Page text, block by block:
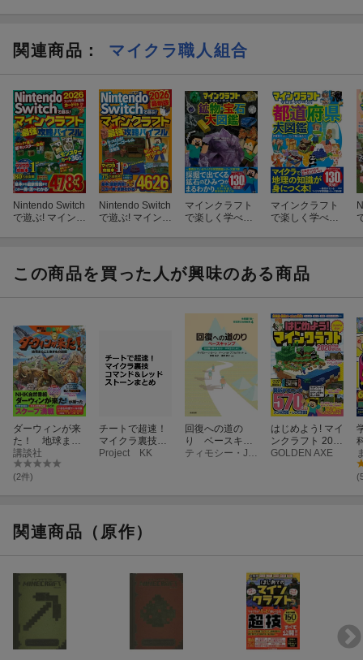
関連商品 ： マイクラ職人組合
Nintendo Switch
で遊ぶ! マインク
応版 カード付き
Nintendo Switch
で遊ぶ! マインク
マインクラフト
で楽しく学べる!
マインクラフト
で楽しく学べる!
この商品を買った人が興味のある商品
ダーウィンが来
た！ 地球まる
ごと生きもの図
鑑
講談社
(2件)
チートで超速！
マイクラ裏技コ
マンド＆レッド
Project KK
回復への道の
り ベースキャ
ンプ［性問題行ティモシー・J・カーン
はじめよう! マイ
ンクラフト 202
0令和SPECIAL
GOLDEN AXE
関連商品（原作）